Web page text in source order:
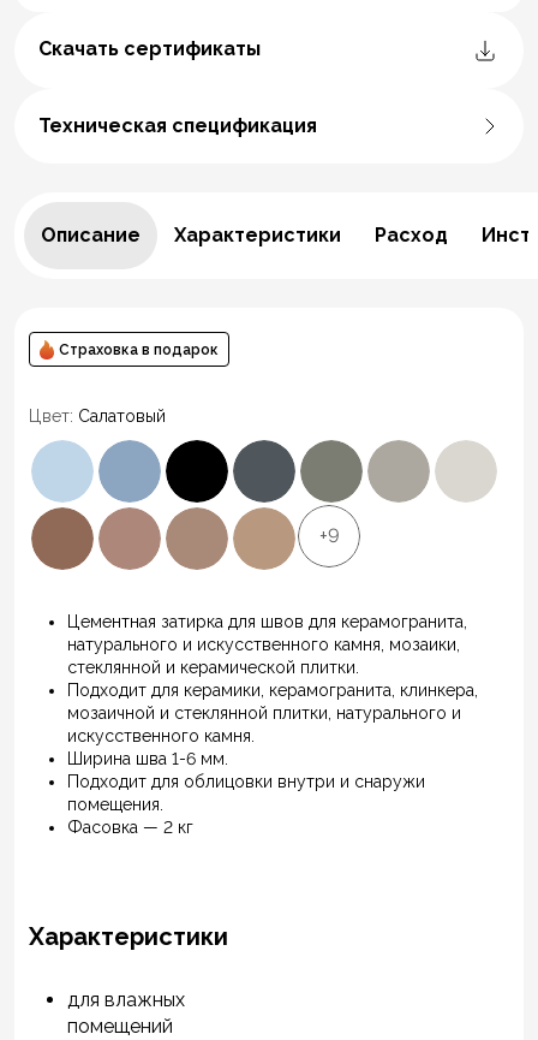
Скачать сертификаты
Техническая спецификация
Описание Характеристики Расход
Страховка в подарок
Цвет: Салатовый
+9
Цементная затирка для швов для керамогранита,
натурального и искусственного камня, мозаики,
стеклянной и керамической плитки.
Подходит для керамики, керамогранита, клинкера,
мозаичной и стеклянной плитки, натурального и
искусственного камня.
Ширина шва 1-6 мм.
Подходит для облицовки внутри и снаружи
помещения.
Фасовка — 2 кг
Характеристики
для влажных
помещений